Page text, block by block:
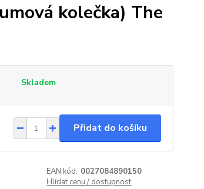
kolečka) The
Skladem
Přidat do košíku
EAN kód: 0027084890150
Hlídat cenu / dostupnost